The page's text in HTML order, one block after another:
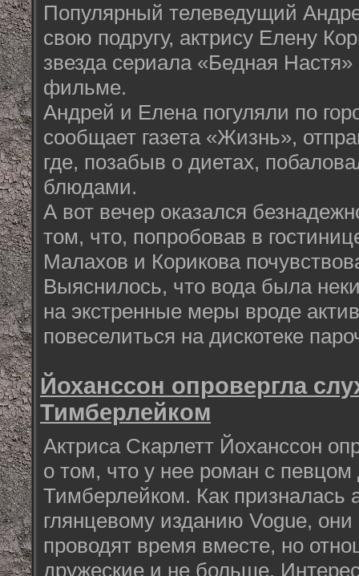
Популярный телеведущий
свою подругу, актрису Елену
звезда сериала «Бедная
фильме.
Андрей и Елена погуляли по
сообщает газета «Жизнь»,
где, позабыв о диетах,
блюдами.
А вот вечер оказался
том, что, попробовав в
Малахов и Корикова
Выяснилось, что вода была
на экстренные меры вроде
повеселиться на дискотеке
Йоханссон опровергла
Тимберлейком
Актриса Скарлетт Йоханссон
о том, что у нее роман с
Тимберлейком. Как призналась
глянцевому изданию Vogue,
проводят время вместе, но
дружеские и не больше.